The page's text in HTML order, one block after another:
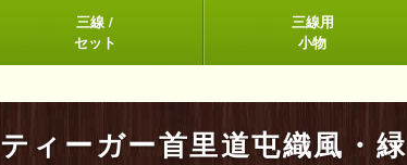
三線 /
セット
三線用
小物
ティーガー首里道屯織風・緑